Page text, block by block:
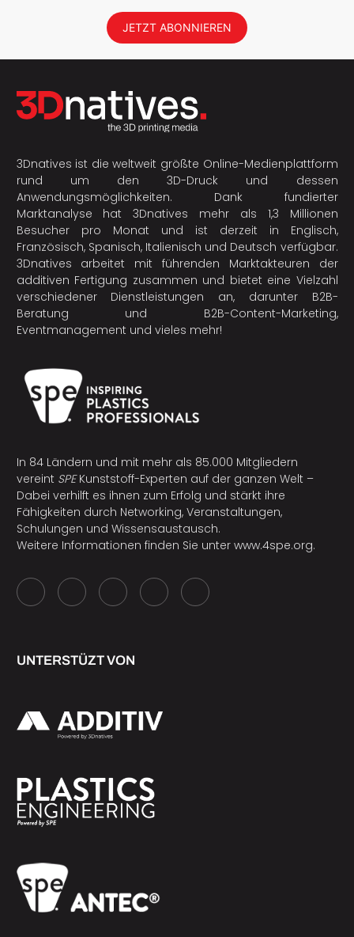
JETZT ABONNIEREN
3Dnatives ist die weltweit größte Online-Medienplattform
rund um den 3D-Druck und dessen
Anwendungsmöglichkeiten. Dank fundierter
Marktanalyse hat 3Dnatives mehr als 1,3 Millionen
Besucher pro Monat und ist derzeit in Englisch,
Französisch, Spanisch, Italienisch und Deutsch verfügbar.
3Dnatives arbeitet mit führenden Marktakteuren der
additiven Fertigung zusammen und bietet eine Vielzahl
verschiedener Dienstleistungen an, darunter B2B-
Beratung und B2B-Content-Marketing,
Eventmanagement und vieles mehr!
In 84 Ländern und mit mehr als 85.000 Mitgliedern
vereint SPEKunststoff-Experten auf der ganzen Welt –
Dabei verhilft es ihnen zum Erfolg und stärkt ihre
Fähigkeiten durch Networking, Veranstaltungen,
Schulungen und Wissensaustausch.
Weitere Informationen finden Sie unter www.4spe.org.
UNTERSTÜZT VON